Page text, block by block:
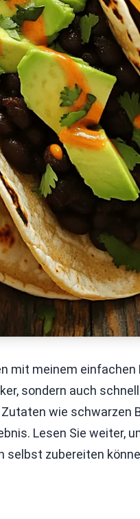
mit meinem
sondern auch
wie schwarzen
Lesen Sie weiter,
selbst zubereiten